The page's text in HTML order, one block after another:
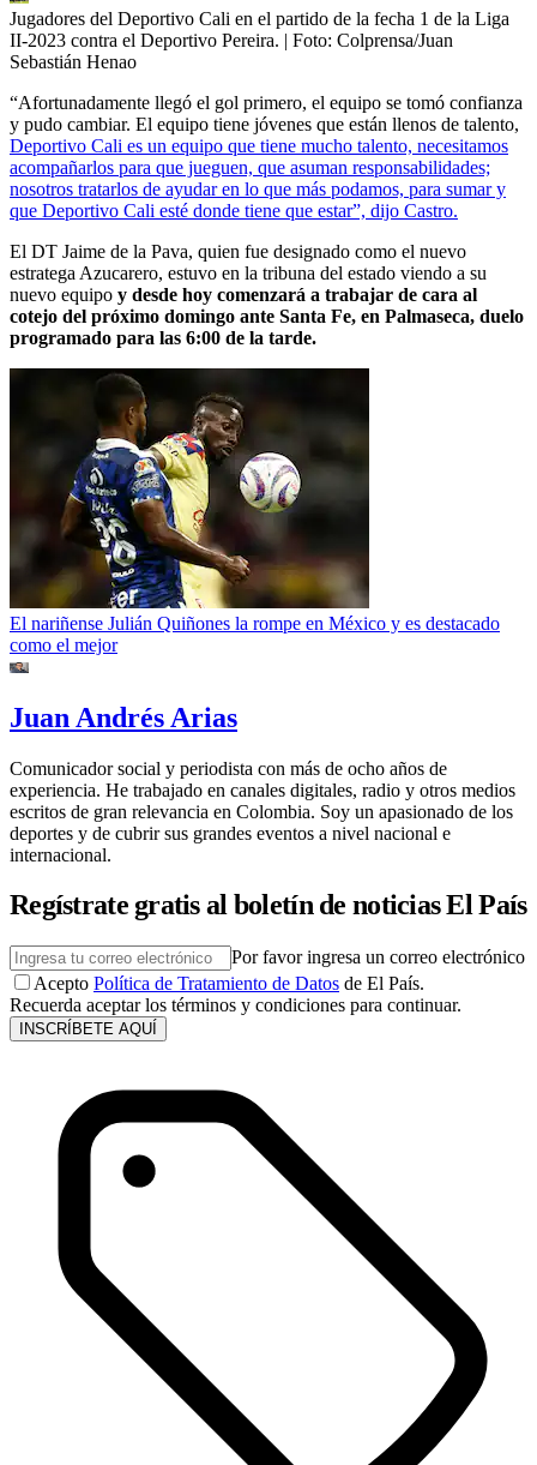
Jugadores del Deportivo Cali en el partido de la fecha 1 de la Liga
II-2023 contra el Deportivo Pereira. | Foto: Colprensa/Juan
Sebastián Henao
“Afortunadamente llegó el gol primero, el equipo se tomó confianza
y pudo cambiar. El equipo tiene jóvenes que están llenos de talento,
Deportivo Cali es un equipo que tiene mucho talento, necesitamos
acompañarlos para que jueguen, que asuman responsabilidades;
nosotros tratarlos de ayudar en lo que más podamos, para sumar y
que Deportivo Cali esté donde tiene que estar”, dijo Castro.
El DT Jaime de la Pava, quien fue designado como el nuevo
estratega Azucarero, estuvo en la tribuna del estado viendo a su
nuevo equipo y desde hoy comenzará a trabajar de cara al
cotejo del próximo domingo ante Santa Fe, en Palmaseca, duelo
programado para las 6:00 de la tarde.
El nariñense Julián Quiñones la rompe en México y es destacado
como el mejor
Juan Andrés Arias
Comunicador social y periodista con más de ocho años de
experiencia. He trabajado en canales digitales, radio y otros medios
escritos de gran relevancia en Colombia. Soy un apasionado de los
deportes y de cubrir sus grandes eventos a nivel nacional e
internacional.
Regístrate gratis al boletín de noticias El País
Por favor ingresa un correo electrónico
Acepto Política de Tratamiento de Datos de El País.
Recuerda aceptar los términos y condiciones para continuar.
INSCRÍBETE AQUÍ